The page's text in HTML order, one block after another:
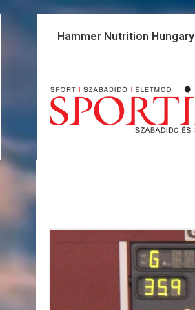
Hammer Nutrition Hungary